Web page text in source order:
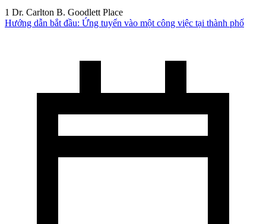
1 Dr. Carlton B. Goodlett Place
Hướng dẫn bắt đầu: Ứng tuyển vào một công việc tại thành phố